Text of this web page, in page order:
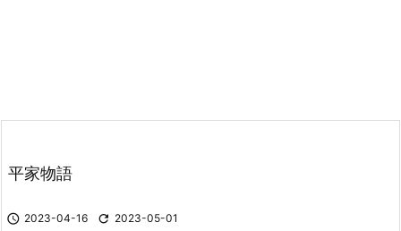
平家物語
 2023-04-16  2023-05-01